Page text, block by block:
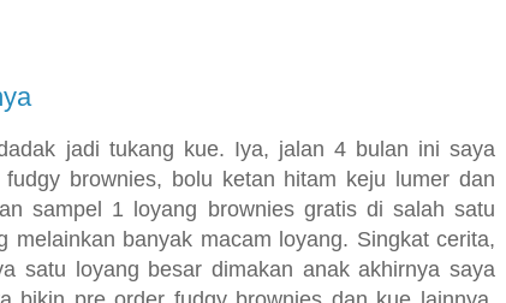
jadi tukang kue. Iya, jalan 4 bulan ini saya
brownies, bolu ketan hitam keju lumer dan
sampel 1 loyang brownies gratis di salah satu
banyak macam loyang. Singkat cerita,
satu loyang besar dimakan anak akhirnya saya